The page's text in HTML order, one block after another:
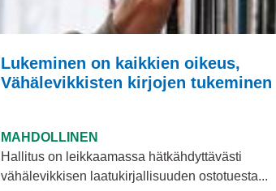
Lukeminen on kaikkien oikeus,
Vähälevikkisten kirjojen tukeminen
MAHDOLLINEN
Hallitus on leikkaamassa hätkähdyttävästi
vähälevikkisen laatukirjallisuuden ostotuesta...